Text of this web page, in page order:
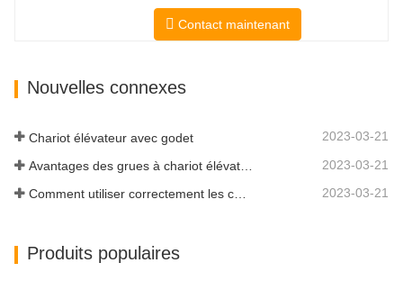
d'une force d'arrachement de godet
exceptionnelle de 3350 kg et d'une
productivité à un nouveau niveau. Le
Contact maintenant
Nouvelles connexes
Chariot élévateur avec godet 2023-03-21
2023-03-21
Comment utiliser correctement les chariots élévateurs électriques 2023-03-21
Produits populaires